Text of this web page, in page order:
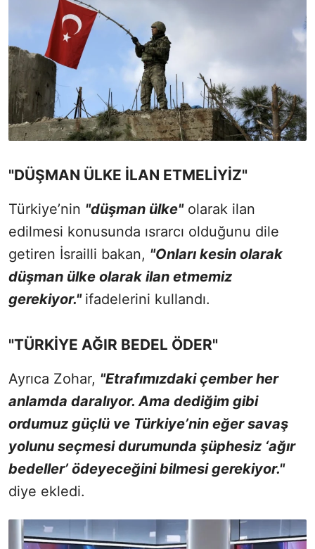
"DÜŞMAN ÜLKE İLAN ETMELİYİZ"
Türkiye’nin "düşman ülke"olarak ilan
edilmesi konusunda ısrarcı olduğunu dile
getiren İsrailli bakan, "Onları kesin olarak
düşman ülke olarak ilan etmemiz
gerekiyor." ifadelerini kullandı.
"TÜRKİYE AĞIR BEDEL ÖDER"
Ayrıca Zohar, "Etrafımızdaki çember her
anlamda daralıyor. Ama dediğim gibi
ordumuz güçlü ve Türkiye’nin eğer savaş
yolunu seçmesi durumunda şüphesiz ‘ağır
bedeller’ ödeyeceğini bilmesi gerekiyor."
diye ekledi.